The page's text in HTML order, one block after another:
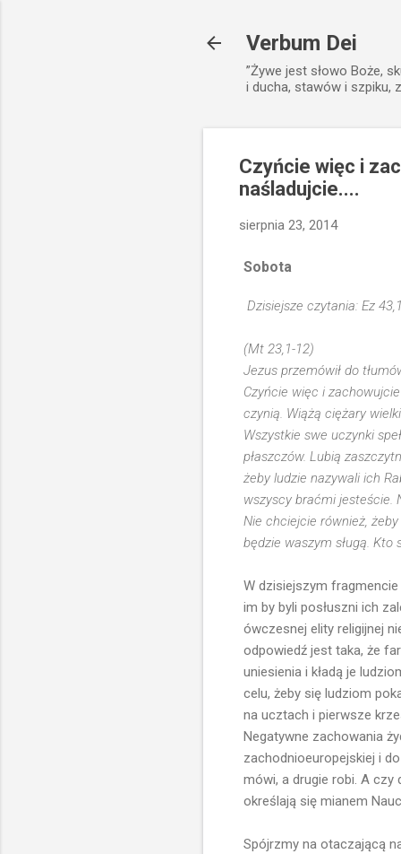
Verbum Dei
”Żywe jest słowo Boże,
i ducha, stawów i szpiku,
Czyńcie więc i
naśladujcie....
sierpnia 23, 2014
Sobota
Dzisiejsze czytania: Ez
(Mt 23,1-12)
Jezus przemówił do
Czyńcie więc i
czynią. Wiążą ciężary
Wszystkie swe uczynki
płaszczów. Lubią
żeby ludzie nazywali ich
wszyscy braćmi jesteście.
Nie chciejcie również,
będzie waszym sługą. Kto
W dzisiejszym
im by byli posłuszni ich
ówczesnej elity religijnej
odpowiedź jest taka, że
uniesienia i kładą je
celu, żeby się ludziom
na ucztach i pierwsze
Negatywne zachowania
zachodnioeuropejskiej i
mówi, a drugie robi. A
określają się mianem
Spójrzmy na otaczającą